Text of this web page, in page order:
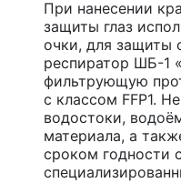
При нанесении
защиты глаз
очки, для защиты
респиратор ШБ-1
фильтрующую
с классом FFP1.
водостоки,
материала, а
сроком годности